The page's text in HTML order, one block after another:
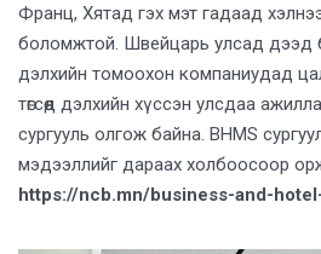
Франц, Хятад гэх мэт гадаад
боломжтой. Швейцарь улсад дээд
дэлхийн томоохон компаниудад
төгсөөд дэлхийн хүссэн улсдаа
сургууль олгож байна. BHMS
мэдээллийг дараах холбоосоор
https://ncb.mn/business-and-